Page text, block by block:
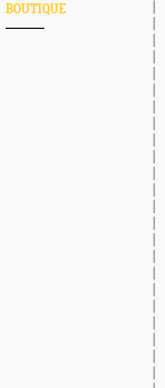
BOUTIQUE